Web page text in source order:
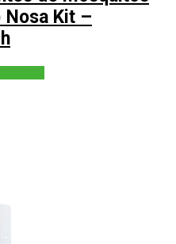
Nosa Kit –